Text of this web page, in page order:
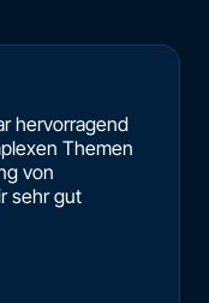
hervorragend
Themen
von
sehr gut